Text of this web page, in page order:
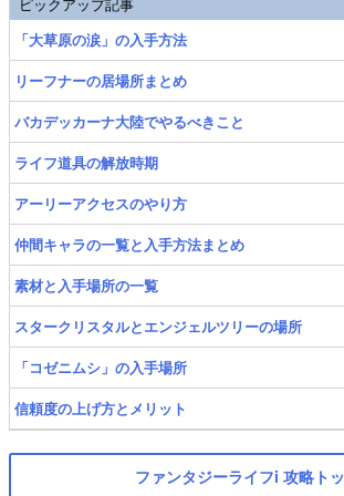
「大草原の涙」の入手方法
リーフナーの居場所まとめ
バカデッカーナ大陸でやるべきこと
ライフ道具の解放時期
アーリーアクセスのやり方
仲間キャラの一覧と入手方法まとめ
素材と入手場所の一覧
スタークリスタルとエンジェルツリーの場所
「コゼニムシ」の入手場所
信頼度の上げ方とメリット
ファンタジーライフi 攻略ト